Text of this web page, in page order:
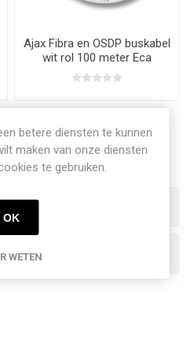
Ajax Fibra en OSDP buskabel
wit rol 100 meter Eca
betere diensten te kunnen
maken van onze diensten
te gebruiken.
OK
WETEN